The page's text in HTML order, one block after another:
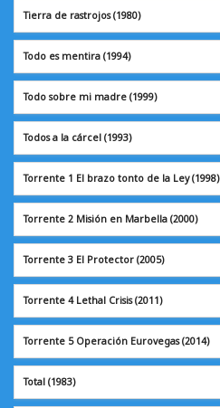
Tierra de rastrojos(1980)
Todo es mentira (1994)
Todo sobre mi madre (1999)
Todos a la cárcel (1993)
Torrente 1 El brazo tonto de la Ley (1998)
Torrente 2 Misión en Marbella (2000)
Torrente 3 El Protector (2005)
Torrente 4 Lethal Crisis (2011)
Torrente 5 Operación Eurovegas (2014)
Total (1983)